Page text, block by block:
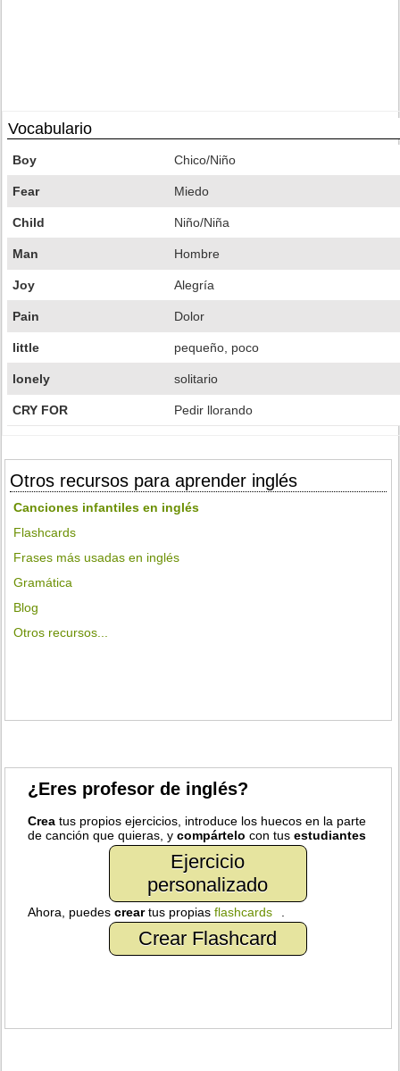
Vocabulario
Boy Chico/Niño
Fear Miedo
Child Niño/Niña
Man Hombre
Joy Alegría
Pain Dolor
little pequeño, poco
lonely solitario
CRY FOR Pedir llorando
Otros recursos para aprender inglés
Canciones infantiles en inglés
Flashcards
Frases más usadas en inglés
Gramática
Blog
Otros recursos...
¿Eres profesor de inglés?
Crea tus propios ejercicios, introduce los huecos en la parte
de canción que quieras, ycompártelo con tusestudiantes
Ejercicio
personalizado
Ahora, puedescreartus propiasflashcards
Crear Flashcard